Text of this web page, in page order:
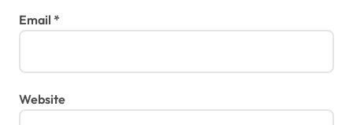
Email *
Website